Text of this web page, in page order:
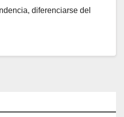
diferenciarse del